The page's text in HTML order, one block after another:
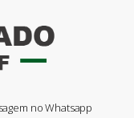
no Whatsapp